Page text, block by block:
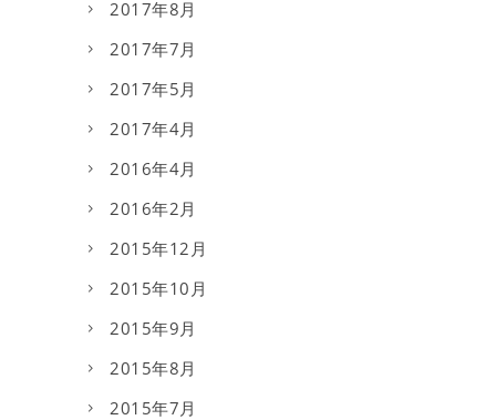
2017年8月
2017年7月
2017年5月
2017年4月
2016年4月
2016年2月
2015年12月
2015年10月
2015年9月
2015年8月
2015年7月